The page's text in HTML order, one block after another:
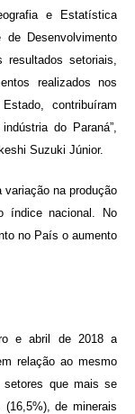
e Estatística
de Desenvolvimento
resultados setoriais,
realizados nos
contribuíram
do Paraná”,
Suzuki Júnior.
na produção
índice nacional. No
no País o aumento
e abril de 2018 a
relação ao mesmo
setores que mais se
de minerais